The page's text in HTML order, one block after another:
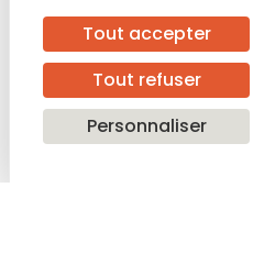
Tout accepter
Tout refuser
Personnaliser
une réelle passion et
d’expression. Notre
deux garçons et de deux
des représentations.
fasciné par les opéras de
les opéras qui y furent
Snegourotchka » et « La
nombreuses années